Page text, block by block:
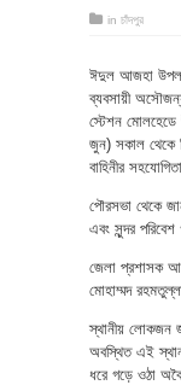
in চাঁদপুর
ঈদুল আজহা
ব্যবসায়ী
স্টেশন মোলহেডে
জুন) সকাল থেকে
বাহিনীর
পৌরসভা থেকে
এবং সুন্দর
জেলা প্রশাসক
মোহাম্মদ
স্থানীয় লোকজন
অবস্থিত এই
ধরে গড়ে ওঠা